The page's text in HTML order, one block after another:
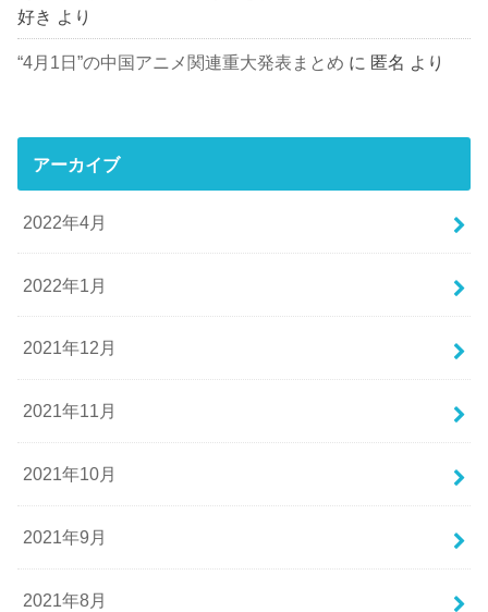
好き より
“4月1日”の中国アニメ関連重大発表まとめ に 匿名 より
アーカイブ
2022年4月
2022年1月
2021年12月
2021年11月
2021年10月
2021年9月
2021年8月